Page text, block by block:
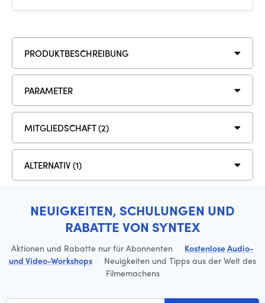
PRODUKTBESCHREIBUNG
PARAMETER
MITGLIEDSCHAFT (2)
ALTERNATIV (1)
NEUIGKEITEN, SCHULUNGEN UND
RABATTE VON SYNTEX
Aktionen und Rabatte nur für Abonnenten · Kostenlose Audio-
und Video-Workshops · Neuigkeiten und Tipps aus der Welt des
Filmemachens